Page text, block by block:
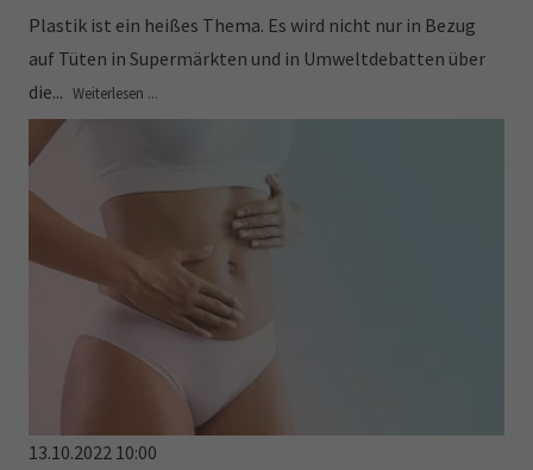
Plastik ist ein heißes Thema. Es wird nicht nur in Bezug
auf Tüten in Supermärkten und in Umweltdebatten über
die... Weiterlesen ...
13.10.2022 10:00